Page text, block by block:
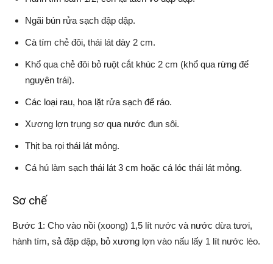
Ngãi bún rửa sạch đập dập.
Cà tím chẻ đôi, thái lát dày 2 cm.
Khổ qua chẻ đôi bỏ ruột cắt khúc 2 cm (khổ qua rừng để
nguyên trái).
Các loại rau, hoa lặt rửa sạch để ráo.
Xương lợn trụng sơ qua nước đun sôi.
Thịt ba rọi thái lát mỏng.
Cá hú làm sạch thái lát 3 cm hoặc cá lóc thái lát mỏng.
Sơ chế
Bước 1: Cho vào nồi (xoong) 1,5 lít nước và nước dừa tươi,
hành tím, sả đập dập, bỏ xương lợn vào nấu lấy 1 lít nước lèo.